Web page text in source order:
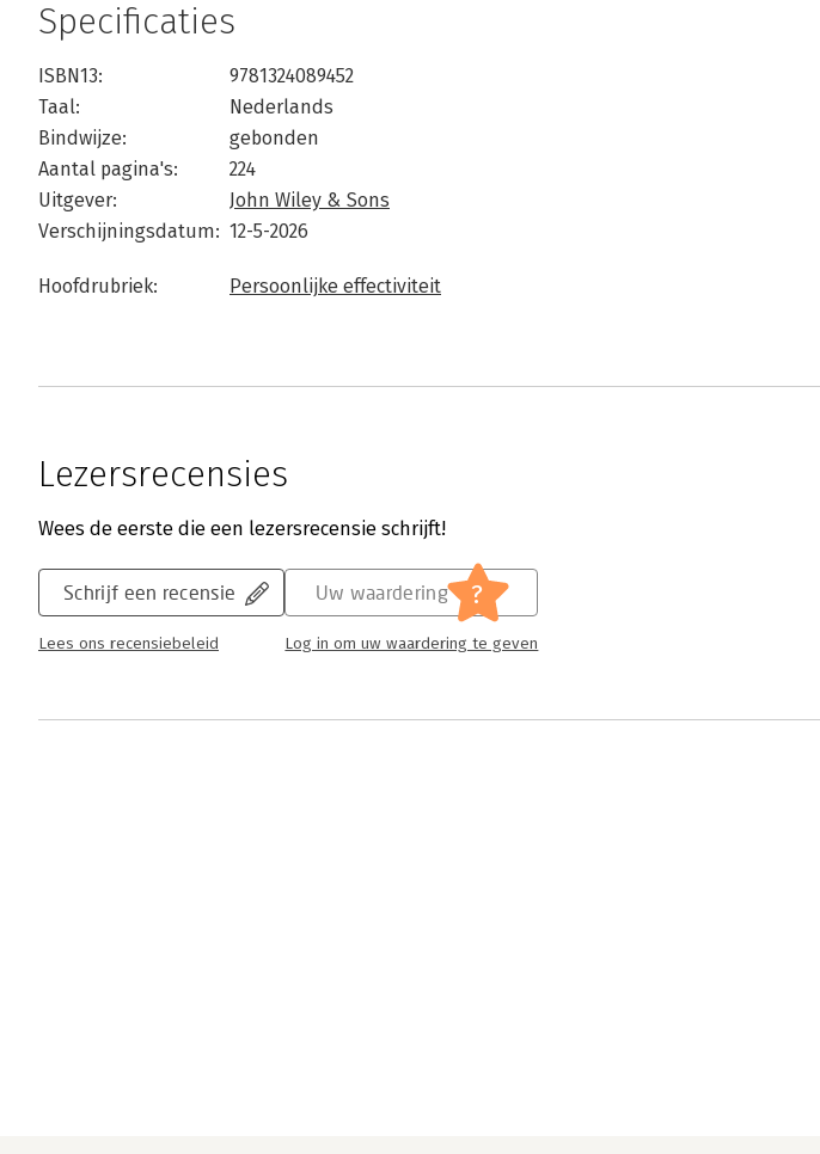
Specificaties
ISBN13:
9781324089452
Taal:
Nederlands
Bindwijze:
gebonden
Aantal pagina's:
224
Uitgever:
John Wiley & Sons
Verschijningsdatum: 12-5-2026
Hoofdrubriek: Persoonlijke effectiviteit
Lezersrecensies
Wees de eerste die een lezersrecensie schrijft!
Schrijf een recensie
Lees ons recensiebeleid
Uw waardering ?
Log in om uw waardering te geven